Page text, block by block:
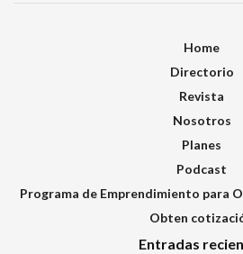
Home
Directorio
Revista
Nosotros
Planes
Podcast
Programa de Emprendimiento para
Obten
Entradas